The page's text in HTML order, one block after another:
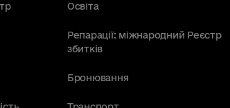
Освіта
Репарації: міжнародний Реєстр
збитків
Бронювання